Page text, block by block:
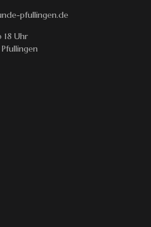
pfullingen.de
18 Uhr
Pfullingen